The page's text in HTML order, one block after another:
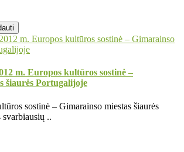
m. Europos kultūros sostinė –
šiaurės Portugalijoje
sostinė – Gimarainso miestas šiaurės
..